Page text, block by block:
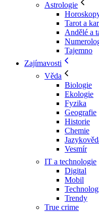
Astrologie
Tarot a
Andělé a
Tajemno
Zajímavosti
Věda
Biologie
Ekologie
Fyzika
Geografie
Historie
Chemie
Vesmír
IT a technologie
Digital
Mobil
Trendy
True crime